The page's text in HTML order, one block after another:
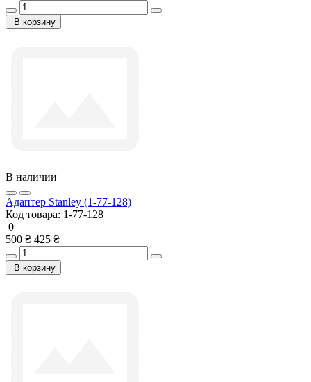
В корзину
В наличии
Адаптер Stanley (1-77-128)
Код товара: 1-77-128
0
500 ₴ 425 ₴
В корзину